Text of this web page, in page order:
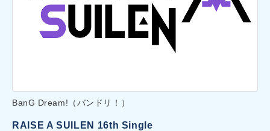
BanG Dream!（バンドリ！）
RAISE A SUILEN 16th Single